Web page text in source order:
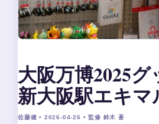
大阪万博2025
新大阪駅エキマ
佐藤健 • 2026-04-26 • 監修 鈴木 蒼